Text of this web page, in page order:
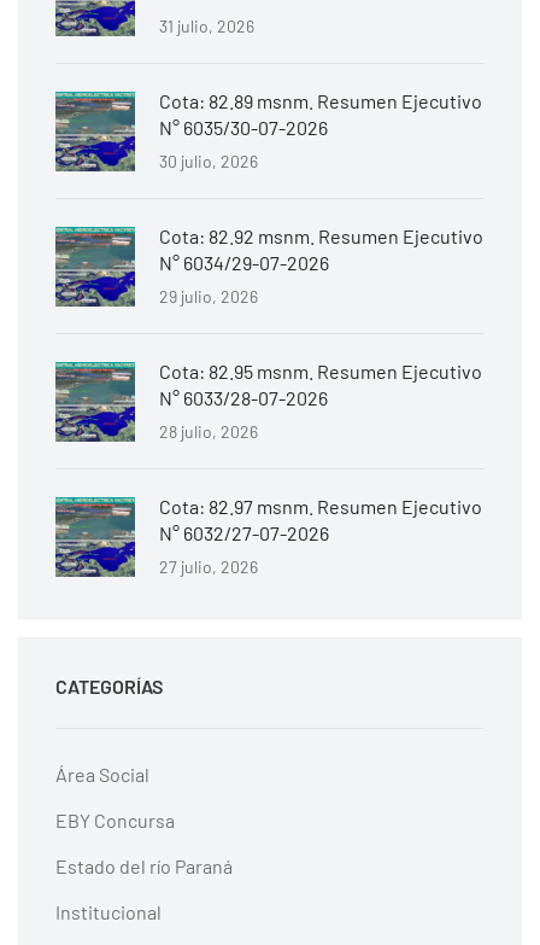
31 julio, 2026
Cota: 82.89 msnm. Resumen Ejecutivo
N° 6035/30-07-2026
30 julio, 2026
Cota: 82.92 msnm. Resumen Ejecutivo
N° 6034/29-07-2026
29 julio, 2026
Cota: 82.95 msnm. Resumen Ejecutivo
N° 6033/28-07-2026
28 julio, 2026
Cota: 82.97 msnm. Resumen Ejecutivo
N° 6032/27-07-2026
27 julio, 2026
CATEGORÍAS
Área Social
EBY Concursa
Estado del río Paraná
Institucional